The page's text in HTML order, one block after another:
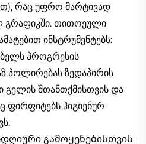
რაც უფრო მარტივად
გრაფიკში. თითოეული
ინსტრუმენტებს:
პროგრესის
პოლირებას ზედაპირის
გელის შთანთქმისთვის და
ფირფიტებს ჰიგიენურ
გამოყენებისთვის